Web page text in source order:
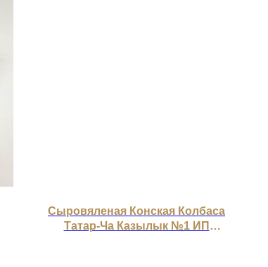
Сыровяленая Конская Колбаса
Татар-Ча Казылык №1 ИП